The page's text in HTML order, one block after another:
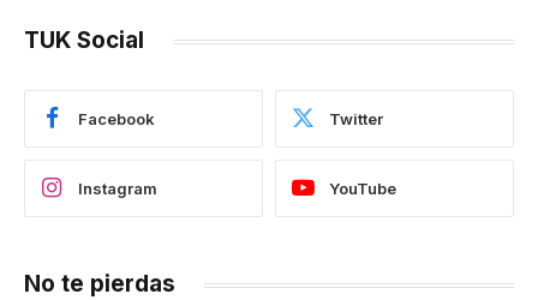
TUK Social
Facebook Twitter
Instagram YouTube
No te pierdas